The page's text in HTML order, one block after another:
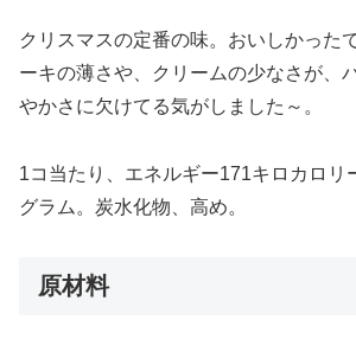
クリスマスの定番の味。おいしかった
ーキの薄さや、クリームの少なさが、
やかさに欠けてる気がしました～。
1コ当たり、エネルギー171キロカロリ
グラム。炭水化物、高め。
原材料